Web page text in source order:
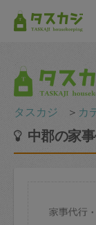
タスカジ ＞ カ
中郡の家